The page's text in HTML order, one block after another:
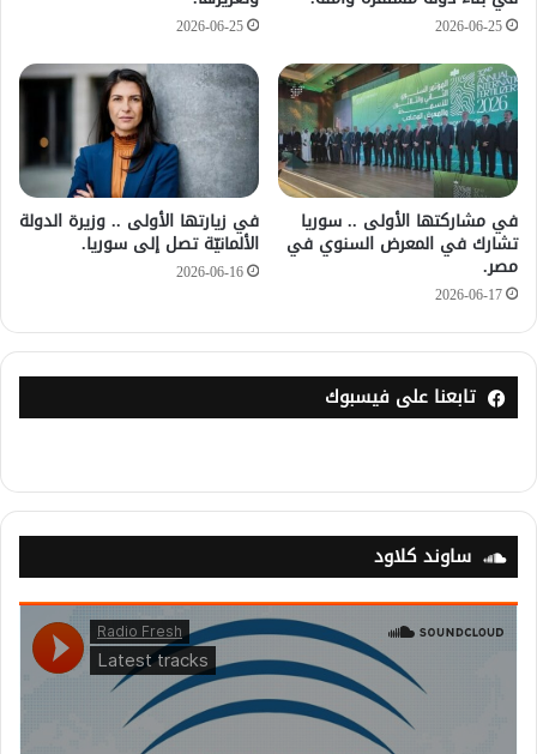
2026-06-25
2026-06-25
في مشاركتها الأولى .. سوريا
تشارك في المعرض السنوي في
مصر.
2026-06-17
في زيارتها الأولى .. وزيرة الدولة
الألمانيّة تصل إلى سوريا.
2026-06-16
تابعنا على فيسبوك
ساوند كلاود